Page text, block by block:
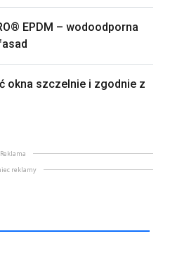
EPDM – wodoodporna
okna szczelnie i zgodnie z
Reklama
reklamy